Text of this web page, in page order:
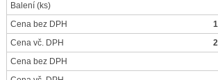
Balení (ks)
Cena bez DPH
Cena vč. DPH
Cena bez DPH